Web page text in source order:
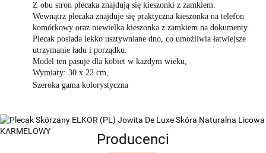
Z obu stron plecaka znajdują się kieszonki z zamkiem.
Wewnątrz plecaka znajduje się praktyczna kieszonka na telefon
komórkowy oraz niewielka kieszonka z zamkiem na dokumenty.
Plecak posiada lekko usztywniane dno, co umożliwia łatwiejsze
utrzymanie ładu i porządku.
Model ten pasuje dla kobiet w każdym wieku,
Wymiary: 30 x 22 cm,
Szeroka gama kolorystyczna
Producenci